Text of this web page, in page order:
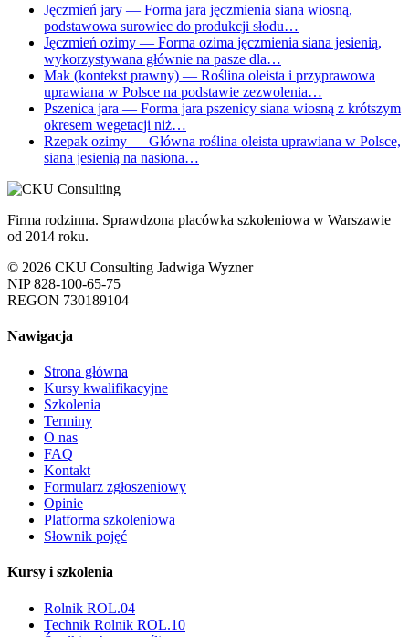
Jęczmień jary — Forma jara jęczmienia siana wiosną,
podstawowa surowiec do produkcji słodu…
Jęczmień ozimy — Forma ozima jęczmienia siana jesienią,
wykorzystywana głównie na pasze dla…
Mak (kontekst prawny) — Roślina oleista i przyprawowa
uprawiana w Polsce na podstawie zezwolenia…
Pszenica jara — Forma jara pszenicy siana wiosną z krótszym
okresem wegetacji niż…
Rzepak ozimy — Główna roślina oleista uprawiana w Polsce,
siana jesienią na nasiona…
Firma rodzinna. Sprawdzona placówka szkoleniowa w Warszawie
od 2014 roku.
© 2026 CKU Consulting Jadwiga Wyzner
NIP 828-100-65-75
REGON 730189104
Nawigacja
Strona główna
Kursy kwalifikacyjne
Szkolenia
Terminy
O nas
FAQ
Kontakt
Formularz zgłoszeniowy
Opinie
Platforma szkoleniowa
Słownik pojęć
Kursy i szkolenia
Rolnik ROL.04
Technik Rolnik ROL.10